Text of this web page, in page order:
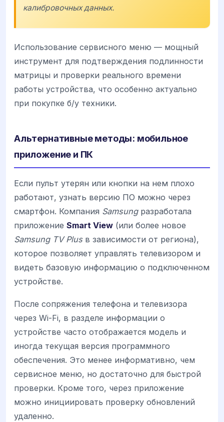
калибровочных данных.
Использование сервисного меню — мощный
инструмент для подтверждения подлинности
матрицы и проверки реального времени
работы устройства, что особенно актуально
при покупке б/у техники.
Альтернативные методы: мобильное
приложение и ПК
Если пульт утерян или кнопки на нем плохо
работают, узнать версию ПО можно через
смартфон. Компания Samsungразработала
приложение Smart View (или более новое
Samsung TV Plusв зависимости от региона),
которое позволяет управлять телевизором и
видеть базовую информацию о подключенном
устройстве.
После сопряжения телефона и телевизора
через Wi-Fi, в разделе информации о
устройстве часто отображается модель и
иногда текущая версия программного
обеспечения. Это менее информативно, чем
сервисное меню, но достаточно для быстрой
проверки. Кроме того, через приложение
можно инициировать проверку обновлений
удаленно.